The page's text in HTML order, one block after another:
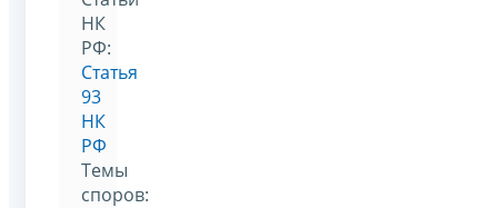
НК
РФ:
Статья
93
НК
РФ
Темы
споров: